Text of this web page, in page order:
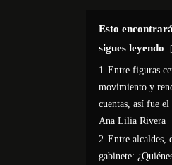
Esto
sigues leyendo
1 Entre figuras
movimiento y
cuentas, así fue
Ana Lilia Rivera
2 Entre alcaldes,
gabinete: